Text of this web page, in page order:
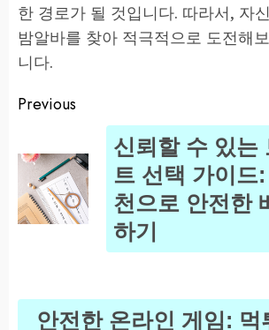
한 경로가 될 것입니다. 따라서, 자
밤알바를 찾아 적극적으로 도전해
니다.
Post
navigation
Previous
신뢰할 수 있는
트 선택 가이드
천으로 안전한
하기
안전한 온라인 게임: 먹